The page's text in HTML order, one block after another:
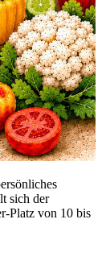
sich der
Platz von 10 bis